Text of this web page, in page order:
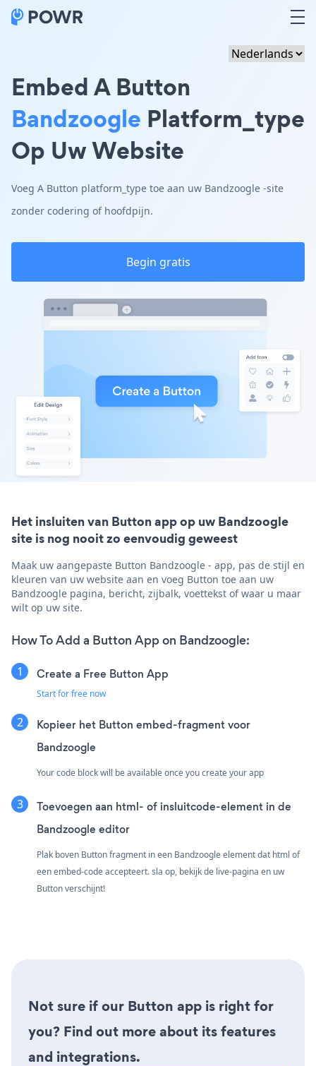
Embed A Button
Bandzoogle Platform_type
Op Uw Website
Voeg A Button platform_type toe aan uw Bandzoogle -site
zonder codering of hoofdpijn.
Begin gratis
Het insluiten van Button app op uw Bandzoogle
site is nog nooit zo eenvoudig geweest
Maak uw aangepaste Button Bandzoogle - app, pas de stijl en
kleuren van uw website aan en voeg Button toe aan uw
Bandzoogle pagina, bericht, zijbalk, voettekst of waar u maar
wilt op uw site.
How To Add a Button App on Bandzoogle:
Create a Free Button App
Start for free now
Kopieer het Button embed-fragment voor
Bandzoogle
Your code block will be available once you create your app
Toevoegen aan html- of insluitcode-element in de
Bandzoogle editor
Plak boven Button fragment in een Bandzoogle element dat html of
een embed-code accepteert. sla op, bekijk de live-pagina en uw
Button verschijnt!
Not sure if our Button app is right for
you? Find out more about its features
and integrations.